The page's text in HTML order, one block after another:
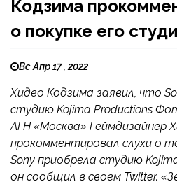
Кодзима
о покупке его
Вс Апр 17 , 2022
Хидео Кодзима заявил, что
студию Kojima Productions
АГН «Москва» Геймдизайнер
прокомментировал слухи о
Sony приобрела студию
он сообщил в своем Twitter.